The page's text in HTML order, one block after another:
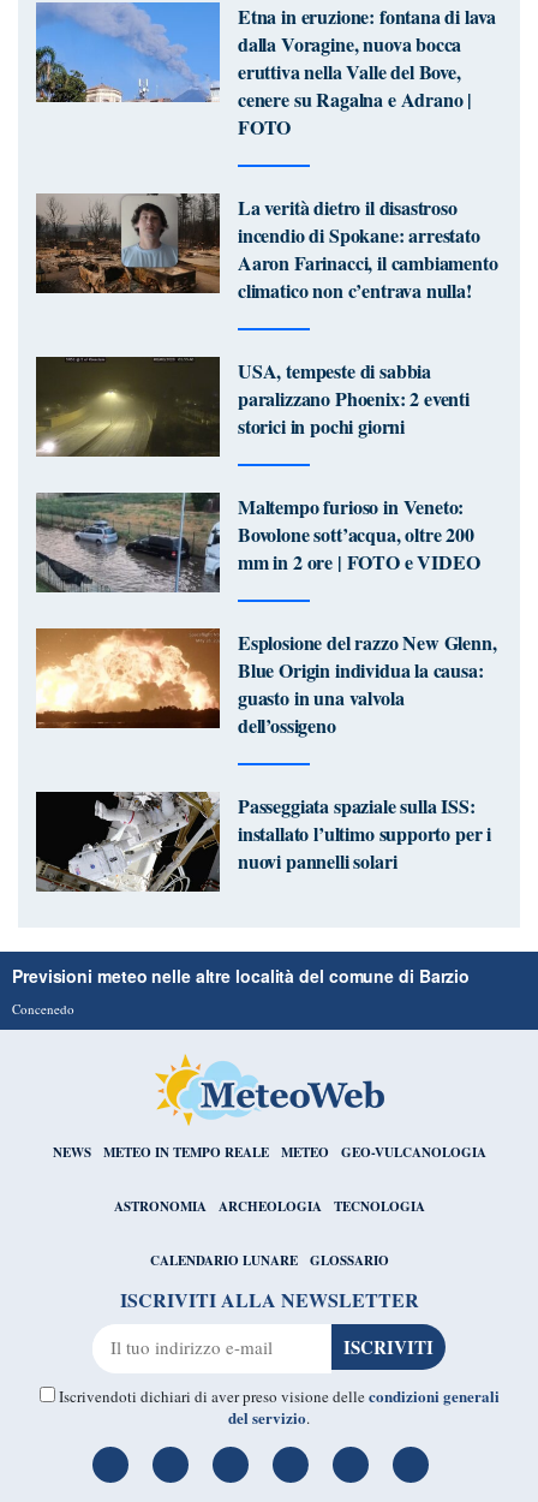
Etna in eruzione: fontana di lava
dalla Voragine, nuova bocca
eruttiva nella Valle del Bove,
cenere su Ragalna e Adrano |
FOTO
La verità dietro il disastroso
incendio di Spokane: arrestato
Aaron Farinacci, il cambiamento
climatico non c’entrava nulla!
USA, tempeste di sabbia
paralizzano Phoenix: 2 eventi
storici in pochi giorni
Maltempo furioso in Veneto:
Bovolone sott’acqua, oltre 200
mm in 2 ore | FOTO e VIDEO
Esplosione del razzo New Glenn,
Blue Origin individua la causa:
guasto in una valvola
dell’ossigeno
Passeggiata spaziale sulla ISS:
installato l’ultimo supporto per i
nuovi pannelli solari
Previsioni meteo nelle altre località del comune di Barzio
Concenedo
NEWS METEO IN TEMPO REALE METEO GEO-VULCANOLOGIA
ASTRONOMIA ARCHEOLOGIA TECNOLOGIA
CALENDARIO LUNARE GLOSSARIO
ISCRIVITI ALLA NEWSLETTER
Iscrivendoti dichiari di aver preso visione dellecondizioni generali
del servizio.